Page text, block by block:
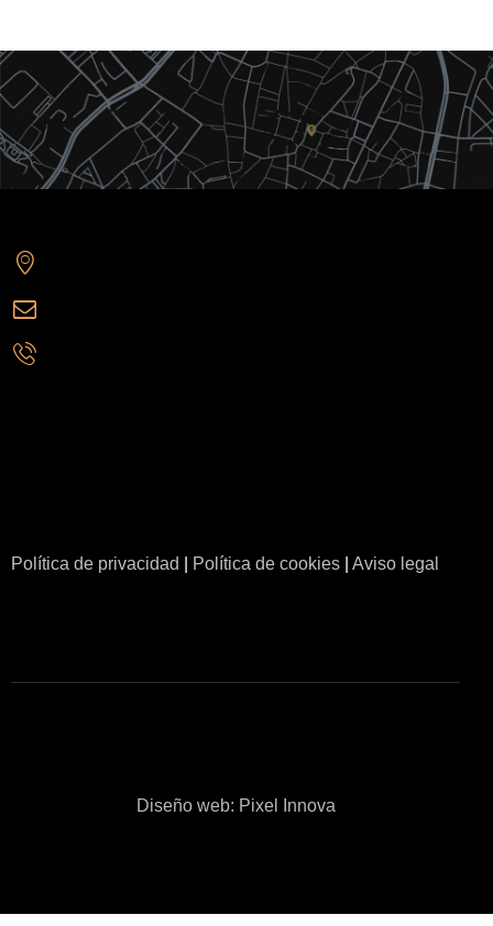
Política de privacidad Política de cookies Aviso legal
Diseño web: Pixel Innova